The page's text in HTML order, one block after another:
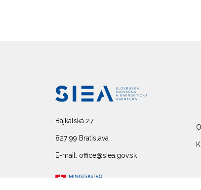
Bajkalská 27
827 99 Bratislava
E-mail: office@siea.gov.sk